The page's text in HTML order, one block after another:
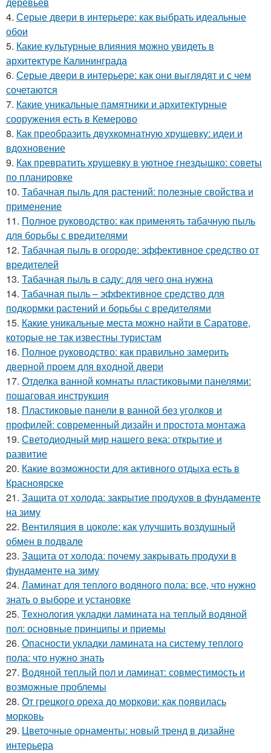
4. Серые двери в интерьере: как выбрать идеальные
обои
5. Какие культурные влияния можно увидеть в
архитектуре Калининграда
6. Серые двери в интерьере: как они выглядят и с чем
сочетаются
7. Какие уникальные памятники и архитектурные
сооружения есть в Кемерово
8. Как преобразить двухкомнатную хрущевку: идеи и
вдохновение
9. Как превратить хрущевку в уютное гнездышко: советы
по планировке
10. Табачная пыль для растений: полезные свойства и
применение
11. Полное руководство: как применять табачную пыль
для борьбы с вредителями
12. Табачная пыль в огороде: эффективное средство от
вредителей
13. Табачная пыль в саду: для чего она нужна
14. Табачная пыль – эффективное средство для
подкормки растений и борьбы с вредителями
15. Какие уникальные места можно найти в Саратове,
которые не так известны туристам
16. Полное руководство: как правильно замерить
дверной проем для входной двери
17. Отделка ванной комнаты пластиковыми панелями:
пошаговая инструкция
18. Пластиковые панели в ванной без уголков и
профилей: современный дизайн и простота монтажа
19. Светодиодный мир нашего века: открытие и
развитие
20. Какие возможности для активного отдыха есть в
Красноярске
21. Защита от холода: закрытие продухов в фундаменте
на зиму
22. Вентиляция в цоколе: как улучшить воздушный
обмен в подвале
23. Защита от холода: почему закрывать продухи в
фундаменте на зиму
24. Ламинат для теплого водяного пола: все, что нужно
знать о выборе и установке
25. Технология укладки ламината на теплый водяной
пол: основные принципы и приемы
26. Опасности укладки ламината на систему теплого
пола: что нужно знать
27. Водяной теплый пол и ламинат: совместимость и
возможные проблемы
28. От грецкого ореха до моркови: как появилась
морковь
29. Цветочные орнаменты: новый тренд в дизайне
интерьера